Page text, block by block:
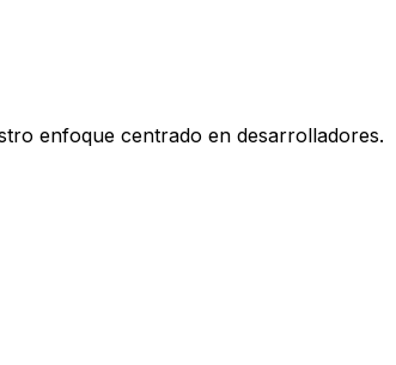
enfoque centrado en desarrolladores.